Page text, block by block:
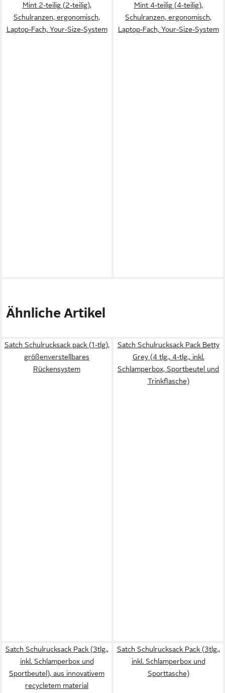
Mint 2-teilig (2-teilig),
Schulranzen, ergonomisch,
Laptop-Fach, Your-Size-System
Mint 4-teilig (4-teilig),
Schulranzen, ergonomisch,
Laptop-Fach, Your-Size-System
Ähnliche Artikel
Satch Schulrucksack pack (1-tlg),
größenverstellbares
Rückensystem
Satch Schulrucksack Pack Betty
Grey (4 tlg., 4-tlg., inkl.
Schlamperbox, Sportbeutel und
Trinkflasche)
Satch Schulrucksack Pack (3tlg.,
inkl. Schlamperbox und
Sportbeutel), aus innovativem
recycletem material
Satch Schulrucksack Pack (3tlg.,
inkl. Schlamperbox und
Sporttasche)